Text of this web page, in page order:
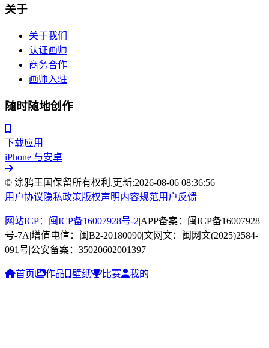
关于
关于我们
认证画师
商务合作
画师入驻
随时随地创作
下载应用
iPhone 与安卓
© 涂鸦王国保留所有权利.更新:2026-08-06 08:36:56
用户协议 隐私政策版权声明内容规范用户反馈
网站ICP：闽ICP备16007928号-2|APP备案：闽ICP备16007928
号-7A|增值电信：闽B2-20180090|文网文：闽网文(2025)2584-
091号|公安备案：35020602001397
首页 作品 壁纸 比赛 我的